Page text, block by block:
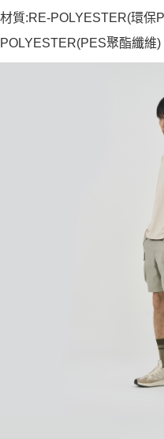
材質:RE-POLYESTER(環保
POLYESTER(PES聚酯纖維)